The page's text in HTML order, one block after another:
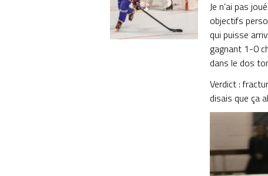
Je n’ai pas
objectifs
qui puisse
gagnant 1-0
dans le dos
Verdict :
disais que ça